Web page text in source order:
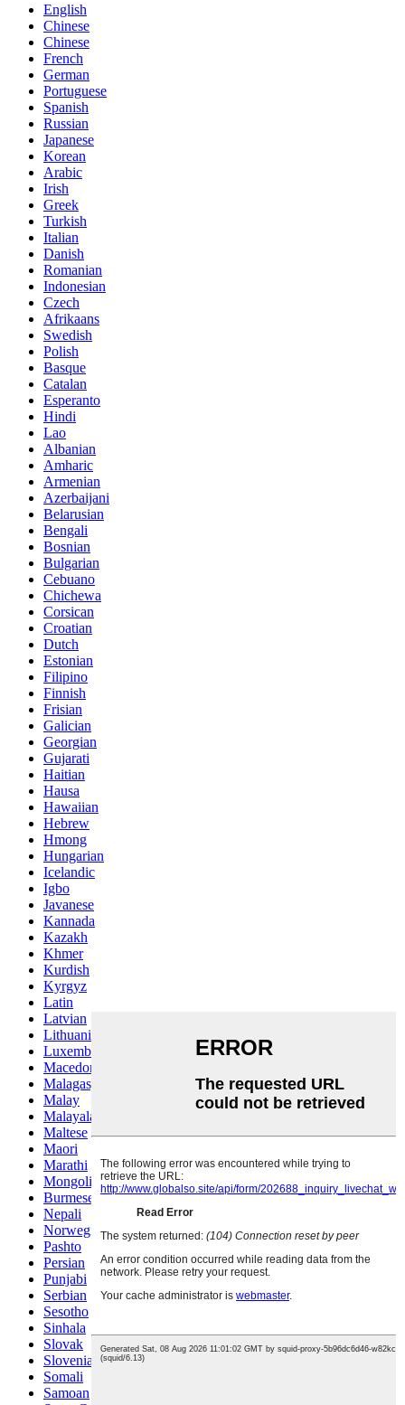
English
Chinese
Chinese
French
German
Portuguese
Spanish
Russian
Japanese
Korean
Arabic
Irish
Greek
Turkish
Italian
Danish
Romanian
Indonesian
Czech
Afrikaans
Swedish
Polish
Basque
Catalan
Esperanto
Hindi
Lao
Albanian
Amharic
Armenian
Azerbaijani
Belarusian
Bengali
Bosnian
Bulgarian
Cebuano
Chichewa
Corsican
Croatian
Dutch
Estonian
Filipino
Finnish
Frisian
Galician
Georgian
Gujarati
Haitian
Hausa
Hawaiian
Hebrew
Hmong
Hungarian
Icelandic
Igbo
Javanese
Kannada
Kazakh
Khmer
Kurdish
Kyrgyz
Latin
Latvian
Lithuanian
Luxembou..
Macedonian
Malagasy
Malay
Malayalam
Maltese
Maori
Marathi
Mongolian
Burmese
Nepali
Norwegian
Pashto
Persian
Punjabi
Serbian
Sesotho
Sinhala
Slovak
Slovenian
Somali
Samoan